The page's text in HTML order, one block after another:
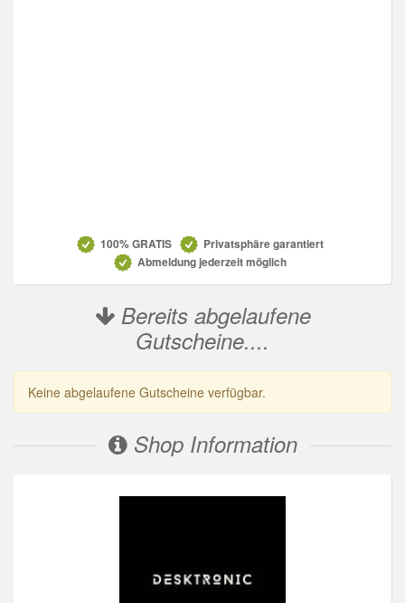
100% GRATIS
Privatsphäre garantiert
Abmeldung jederzeit möglich
Bereits abgelaufene
Gutscheine....
Keine abgelaufene Gutscheine verfügbar.
Shop Information